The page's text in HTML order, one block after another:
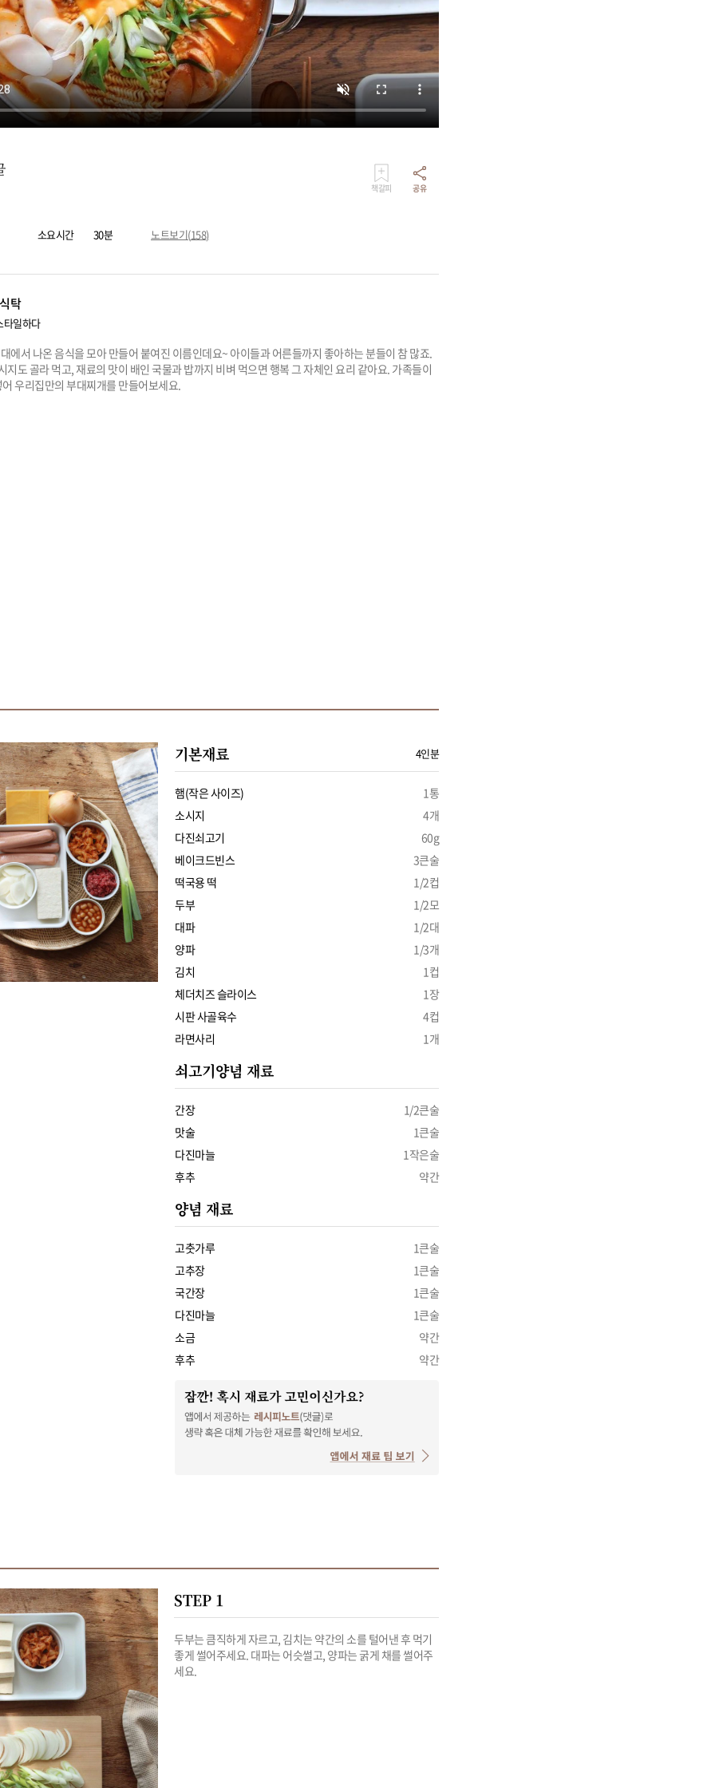
책갈피 공유
소요시간 30분 노트보기(158)
탁
타일하다
에서 나온 음식을 모아 만들어 붙여진 이름인데요~ 아이들과 어른들까지 좋아하는 분들이 참 많죠.
지도 골라 먹고, 재료의 맛이 배인 국물과 밥까지 비벼 먹으면 행복 그 자체인 요리 같아요. 가족들이
우리집만의 부대찌개를 만들어보세요.
기본재료 4인분
햄(작은 사이즈)
1통
소시지
4개
다진쇠고기
60g
베이크드빈스
3큰술
떡국용 떡
1/2컵
두부
1/2모
대파
1/2대
양파
1/3개
김치
1컵
체더치즈 슬라이스
1장
시판 사골육수
4컵
라면사리
1개
쇠고기양념 재료
간장
1/2큰술
맛술
1큰술
다진마늘
1작은술
후추
약간
양념 재료
고춧가루
1큰술
고추장
1큰술
국간장
1큰술
다진마늘
1큰술
소금
약간
후추
약간
STEP 1
두부는 큼직하게 자르고, 김치는 약간의 소를 털어낸 후 먹기
좋게 썰어주세요. 대파는 어슷썰고, 양파는 굵게 채를 썰어주
세요.